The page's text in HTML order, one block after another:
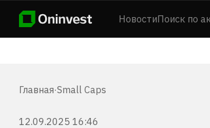
НовостиПоиск по
Главная·Small Caps
12.09.2025 16:46